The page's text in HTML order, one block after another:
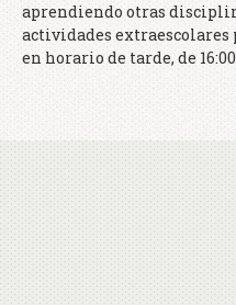
aprendiendo otras
actividades extraescolares
en horario de tarde, de